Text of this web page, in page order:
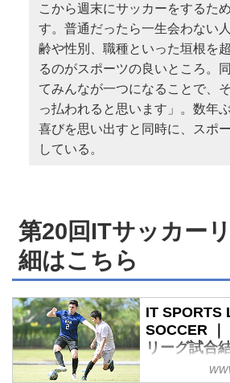
こから週末にサッカーをするた
す。普通だったら一生会わない
齢や性別、職種といった垣根を
るのがスポーツの良いところ。
てみんなが一つになることで、
っ払われると思います」。数年
喜びを思い出すと同時に、スポ
している。
第20回ITサッカー
細はこちら
IT SPORTS
SOCCER
リーグ試合
SOCCERの